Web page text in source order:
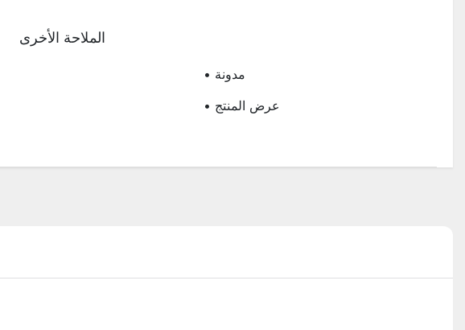
الملاحة الأخرى
• مدونة
• عرض المنتج